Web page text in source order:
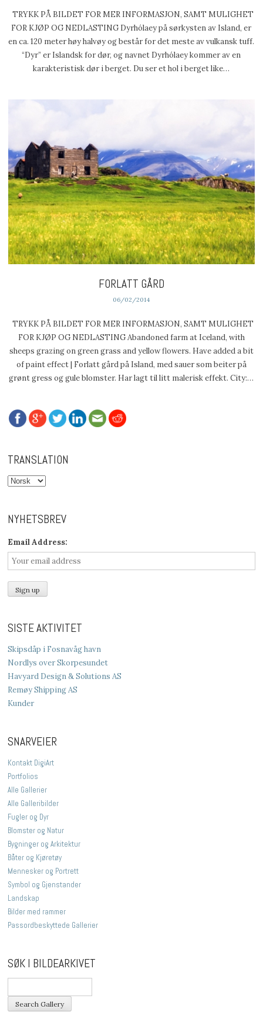
TRYKK PÅ BILDET FOR MER INFORMASJON, SAMT MULIGHET
FOR KJØP OG NEDLASTING Dyrhólaey på sørkysten av Island, er
en ca. 120 meter høy halvøy og består for det meste av vulkansk tuff.
“Dyr” er Islandsk for dør, og navnet Dyrhólaey kommer av en
karakteristisk dør i berget. Du ser et hol i berget like…
FORLATT GÅRD
06/02/2014
TRYKK PÅ BILDET FOR MER INFORMASJON, SAMT MULIGHET
FOR KJØP OG NEDLASTING Abandoned farm at Iceland, with
sheeps grazing on green grass and yellow flowers. Have added a bit
of paint effect | Forlatt gård på Island, med sauer som beiter på
grønt gress og gule blomster. Har lagt til litt malerisk effekt. City:…
TRANSLATION
NYHETSBREV
Email Address:
SISTE AKTIVITET
Skipsdåp i Fosnavåg havn
Nordlys over Skorpesundet
Havyard Design & Solutions AS
Remøy Shipping AS
Kunder
SNARVEIER
Kontakt DigiArt
Portfolios
Alle Gallerier
Alle Galleribilder
Fugler og Dyr
Blomster og Natur
Bygninger og Arkitektur
Båter og Kjøretøy
Mennesker og Portrett
Symbol og Gjenstander
Landskap
Bilder med rammer
Passordbeskyttede Gallerier
SØK I BILDEARKIVET